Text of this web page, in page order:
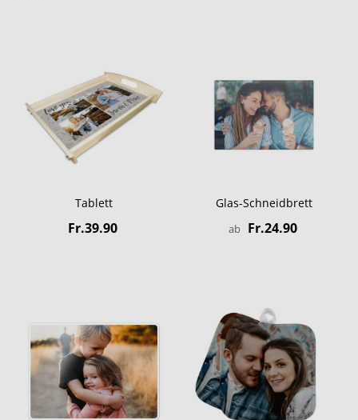
Tablett
Fr.39.90
Glas-Schneidbrett
ab Fr.24.90